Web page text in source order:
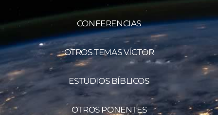
CONFERENCIAS
OTROS TEMAS VÍCTOR
ESTUDIOS BÍBLICOS
OTROS PONENTES